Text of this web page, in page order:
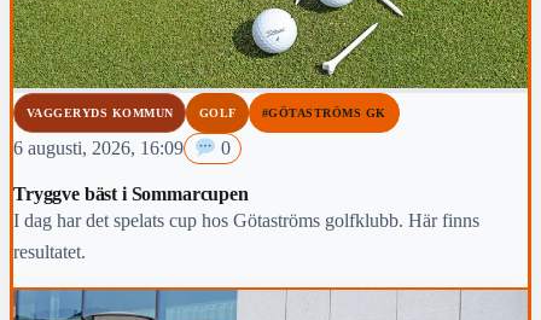
VAGGERYDS KOMMUN GOLF #GÖTASTRÖMS GK
6 augusti, 2026, 16:09 0
Tryggve bäst i Sommarcupen
I dag har det spelats cup hos Götaströms golfklubb. Här finns
resultatet.